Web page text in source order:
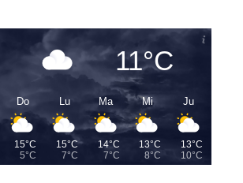
11°C
Do
15°C
5°C
Lu
15°C
7°C
Ma
14°C
7°C
Mi
13°C
8°C
Ju
13°C
10°C